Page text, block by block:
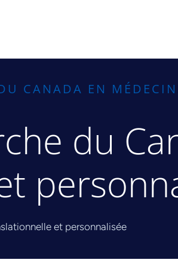
CANADA EN
du
et personnalisée